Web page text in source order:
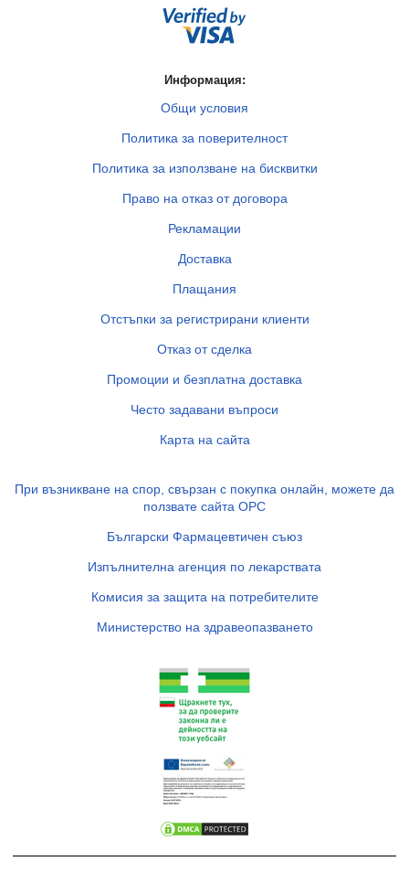
Информация:
Общи условия
Политика за поверителност
Политика за използване на бисквитки
Право на отказ от договора
Рекламации
Доставка
Плащания
Отстъпки за регистрирани клиенти
Отказ от сделка
Промоции и безплатна доставка
Често задавани въпроси
Карта на сайта
При възникване на спор, свързан с покупка онлайн, можете да
ползвате сайта ОРС
Български Фармацевтичен съюз
Изпълнителна агенция по лекарствата
Комисия за защита на потребителите
Министерство на здравеопазването